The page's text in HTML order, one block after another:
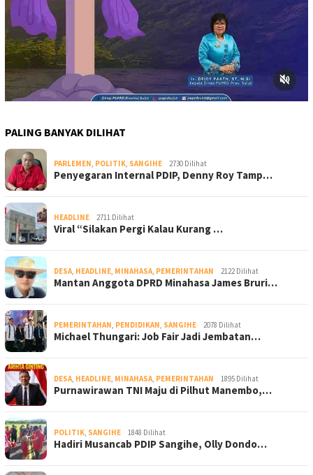
PALING BANYAK DILIHAT
PARLEMEN, POLITIK, SANGIHE 2730 Dilihat
Penyegaran Internal PDIP, Denny Roy Tamp…
HEADLINE 2711 Dilihat
Viral “Silakan Pergi Kalau Kurang …
DESA, HEADLINE, MINAHASA, PEMERINTAHAN 2122 Dilihat
Mantan Anggota DPRD Minahasa James Bruri…
PEMERINTAHAN, PENDIDIKAN, SANGIHE 2078 Dilihat
Michael Thungari: Job Fair Jadi Jembatan…
DESA, HEADLINE, MINAHASA, PEMERINTAHAN 1895 Dilihat
Purnawirawan TNI Maju di Pilhut Manembo,…
POLITIK, SANGIHE 1848 Dilihat
Hadiri Musancab PDIP Sangihe, Olly Dondo…